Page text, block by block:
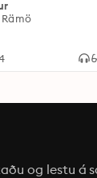
og lestu á